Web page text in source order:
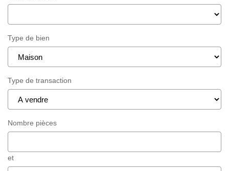
Type de bien
Type de transaction
Nombre pièces
et